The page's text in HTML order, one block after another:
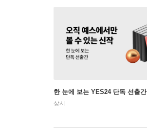
한 눈에 보는 YES24 단독 선출간
상시